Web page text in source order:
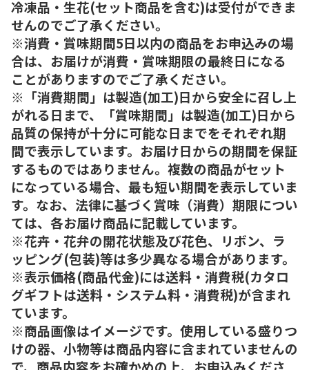
冷凍品・生花(セット商品を含む)は受付ができま
せんのでご了承ください。
※消費・賞味期間5日以内の商品をお申込みの場
合は、お届けが消費・賞味期限の最終日になる
ことがありますのでご了承ください。
※「消費期間」は製造(加工)日から安全に召し上
がれる日まで、「賞味期間」は製造(加工)日から
品質の保持が十分に可能な日までをそれぞれ期
間で表示しています。お届け日からの期間を保証
するものではありません。複数の商品がセット
になっている場合、最も短い期間を表示していま
す。なお、法律に基づく賞味（消費）期限につい
ては、各お届け商品に記載しています。
※花卉・花弁の開花状態及び花色、リボン、ラ
ッピング(包装)等は多少異なる場合があります。
※表示価格(商品代金)には送料・消費税(カタロ
グギフトは送料・システム料・消費税)が含まれ
ています。
※商品画像はイメージです。使用している盛りつ
けの器、小物等は商品内容に含まれていませんの
で、商品内容をお確かめの上、お申込みくださ